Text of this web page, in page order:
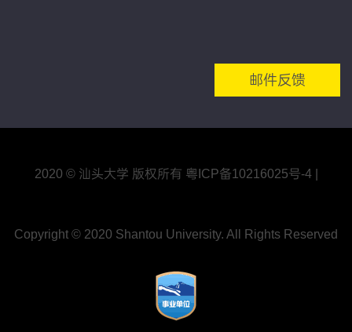
邮件反馈
2020 © 汕头大学 版权所有 粤ICP备10216025号-4|
Copyright © 2020 Shantou University. All Rights Reserved